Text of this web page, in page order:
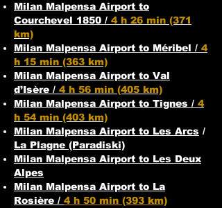
Milan Malpensa Airport to
Courchevel 1850 / 4 h 26 min (371
km)
Milan Malpensa Airport to Méribel / 4
h 15 min (363 km)
Milan Malpensa Airport to Val
d’Isère / 4 h 56 min (405 km)
Milan Malpensa Airport to Tignes / 4
h 54 min (403 km)
Milan Malpensa Airport to Les Arcs /
La Plagne (Paradiski)
Milan Malpensa Airport to Les Deux
Alpes
Milan Malpensa Airport to La
Rosière / 4 h 50 min (393 km)